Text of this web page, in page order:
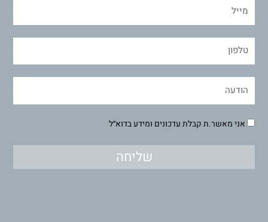
אני מאשר.ת קבלת עדכונים ומידע בדוא״ל
שליחה